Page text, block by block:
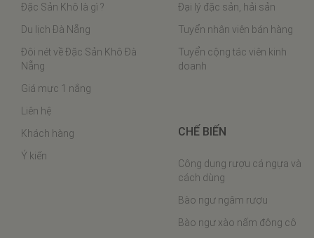
Đặc Sản Khô là gì ?
Du lịch Đà Nẵng
Đôi nét về Đặc Sản Khô Đà
Nẵng
Giá mực 1 nắng
Liên hệ
Khách hàng
Ý kiến
Đại lý đặc sản, hải sản
Tuyển nhân viên bán hàng
Tuyển cộng tác viên kinh
doanh
CHẾ BIẾN
Công dụng rượu cá ngựa và
cách dùng
Bào ngư ngâm rượu
Bào ngư xào nấm đông cô